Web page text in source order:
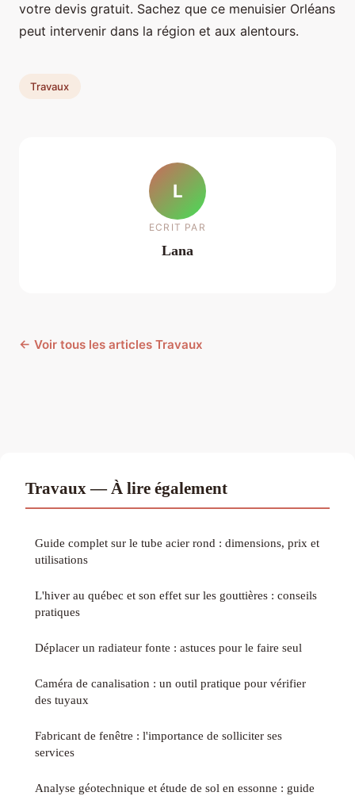
votre devis gratuit. Sachez que ce menuisier Orléans
peut intervenir dans la région et aux alentours.
Travaux
L
ECRIT PAR
Lana
← Voir tous les articles Travaux
Travaux — À lire également
Guide complet sur le tube acier rond : dimensions, prix et
utilisations
L'hiver au québec et son effet sur les gouttières : conseils
pratiques
Déplacer un radiateur fonte : astuces pour le faire seul
Caméra de canalisation : un outil pratique pour vérifier
des tuyaux
Fabricant de fenêtre : l'importance de solliciter ses
services
Analyse géotechnique et étude de sol en essonne : guide